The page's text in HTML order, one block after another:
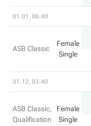
01.01, 06:40
ASB Classic
Female
Single
31.12, 03:40
ASB Classic,
Qualification
Female
Single